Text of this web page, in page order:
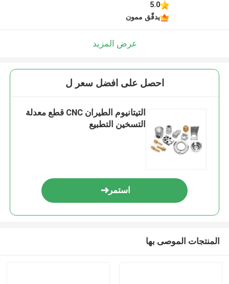
5.0
يدقّق ممون
عرض المزيد
احصل على افضل سعر ل
التيتانيوم الطيران CNC قطع معدلة
التسخين التطبيع
استمر
المنتجات الموصى بها